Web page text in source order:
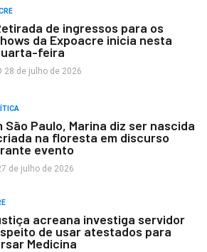
de ingressos para os
da Expoacre inicia nesta
feira
28 de julho de 2026
São Paulo, Marina diz ser nascida
na floresta em discurso
evento
de julho de 2026
acreana investiga servidor
de usar atestados para
Medicina